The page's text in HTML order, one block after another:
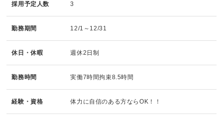
採用予定人数 3
勤務期間 12/1～12/31
休日・休暇 週休2日制
勤務時間 実働7時間拘束8.5時間
経験・資格 体力に自信のある方ならOK！！